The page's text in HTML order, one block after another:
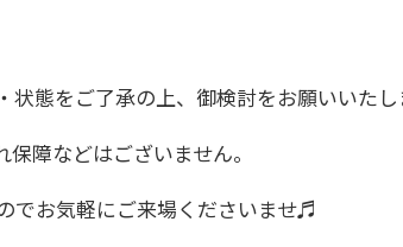
態をご了承の上、御検討をお願いいたし
障などはございません。
でお気軽にご来場くださいませ♬